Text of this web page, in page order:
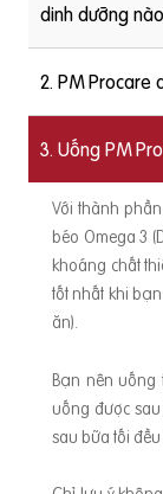
dinh dưỡng
2. PM Procare
3. Uống PM
Với thành
béo Omega 3
khoáng chất
tốt nhất khi
ăn).
Bạn nên uống
uống được
sau bữa tối